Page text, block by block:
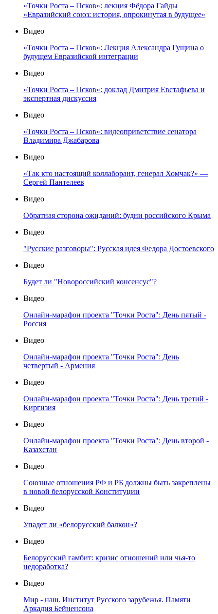
«Точки Роста – Псков»: лекция Фёдора Гайды
«Евразийский союз: история, опрокинутая в будущее»
Видео
«Точки Роста – Псков»: Лекция Александра Гущина о
будущем Евразийской интеграции
Видео
«Точки Роста – Псков»: доклад Дмитрия Евстафьева и
экспертная дискуссия
Видео
«Точки Роста – Псков»: видеоприветствие сенатора
Владимира Джабарова
Видео
«Так кто настоящий коллаборант, генерал Хомчак?» —
Сергей Пантелеев
Видео
Обратная сторона ожиданий: будни российского Крыма
Видео
"Русские разговоры": Русская идея Федора Достоевского
Видео
Будет ли "Новороссийский консенсус"?
Видео
Онлайн-марафон проекта "Точки Роста": День пятый -
Россия
Видео
Онлайн-марафон проекта "Точки Роста": День
четвертый - Армения
Видео
Онлайн-марафон проекта "Точки Роста": День третий -
Киргизия
Видео
Онлайн-марафон проекта "Точки Роста": День второй -
Казахстан
Видео
Союзные отношения РФ и РБ должны быть закреплены
в новой белорусской Конституции
Видео
Упадет ли «белорусский балкон»?
Видео
Белорусский гамбит: кризис отношений или чья-то
недоработка?
Видео
Мир - наш. Институт Русского зарубежья. Памяти
Аркадия Бейненсона